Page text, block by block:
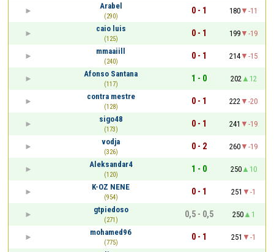
Arabel
(290)
0 - 1 180
-11
caio luis
(125)
0 - 1 199
-19
mmaaiill
(240)
0 - 1 214
-15
Afonso Santana
(117)
1 - 0 202
12
contra mestre
(128)
0 - 1 222
-20
sigo48
(173)
0 - 1 241
-19
vodja
(326)
0 - 2 260
-19
Aleksandar4
(120)
1 - 0 250
10
K-OZ NENE
(954)
0 - 1 251
-1
gtpiedoso
(271)
0,5 - 0,5 250
1
mohamed96
(775)
0 - 1 251
-1